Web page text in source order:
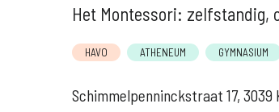
Het Montessori: zelfstandig,
HAVO ATHENEUM GYMNASIUM
Schimmelpenninckstraat 17, 3039